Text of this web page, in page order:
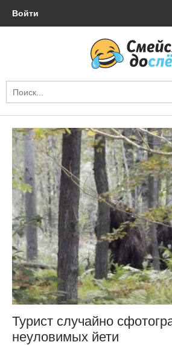
Войти
Турист случайно
неуловимых йети